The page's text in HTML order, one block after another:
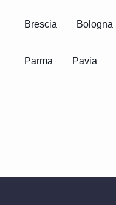
Brescia Bologna
Parma Pavia